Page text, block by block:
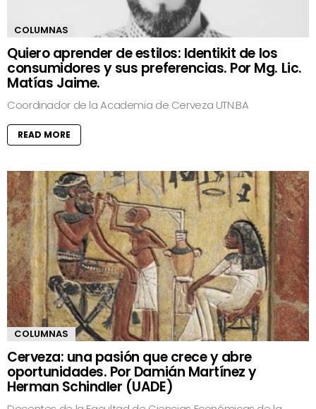
COLUMNAS
Quiero aprender de estilos: Identikit de los
consumidores y sus preferencias. Por Mg. Lic.
Matías Jaime.
Coordinador de la Academia de Cerveza UTN.BA
READ MORE
COLUMNAS
Cerveza: una pasión que crece y abre
oportunidades. Por Damián Martínez y
Herman Schindler (UADE)